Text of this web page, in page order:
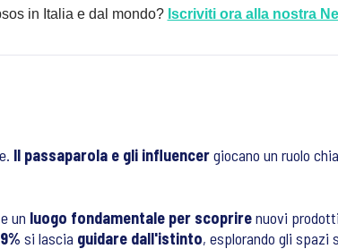
in Italia e dal mondo? Iscriviti ora alla nostra
Il passaparola e gli influencergiocano un ruolo
un luogo fondamentale per scoprirenuovi
si lascia guidare dall'istinto, esplorando gli spazi